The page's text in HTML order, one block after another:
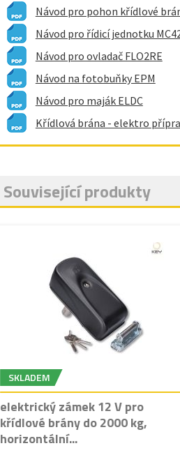
Návod pro pohon křídlové
Návod pro řídicí jednotku
Návod pro ovladač FLO2RE
Návod na fotobuňky EPM
Návod pro maják ELDC
Křídlová brána - elektro
Související produkty
SKLADEM
elektrický zámek 12 V pro
křídlové brány do 2000 kg,
horizontální...